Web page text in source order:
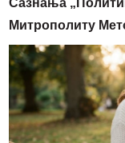
Сазнања
Митрополиту